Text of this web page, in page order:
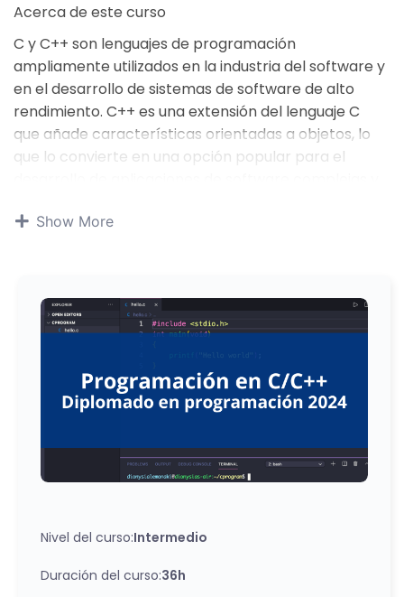
Acerca de este curso
C y C++ son lenguajes de programación
ampliamente utilizados en la industria del software y
en el desarrollo de sistemas de software de alto
rendimiento. C++ es una extensión del lenguaje C
que añade características orientadas a objetos, lo
que lo convierte en una opción popular para el
oportunidad de dominar tanto C como C++, desde
crear programas robustos y eficientes, así como
para comprender y modificar el código existente en
una combinación de lecciones teóricas y ejercicios
prácticos, desarrollarás una comprensión profunda
memoria y otras características clave de estos
lenguajes. Al finalizar el curso, estarás preparado
ingeniería de sistemas, con confianza y habilidad.
dominio de C y C++ hoy mismo!
Show More
Nivel del curso:Intermedio
Duración del curso:36h